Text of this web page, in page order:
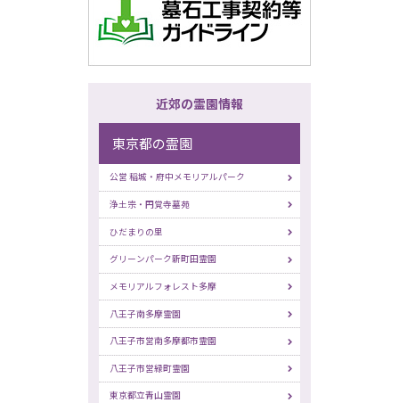
近郊の霊園情報
東京都の霊園
公営 稲城・府中メモリアルパーク
浄土宗・円覚寺墓苑
ひだまりの里
グリーンパーク新町田霊園
メモリアルフォレスト多摩
八王子南多摩霊園
八王子市営南多摩都市霊園
八王子市営緑町霊園
東京都立青山霊園